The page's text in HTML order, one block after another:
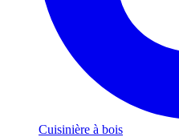
Cuisinière à bois